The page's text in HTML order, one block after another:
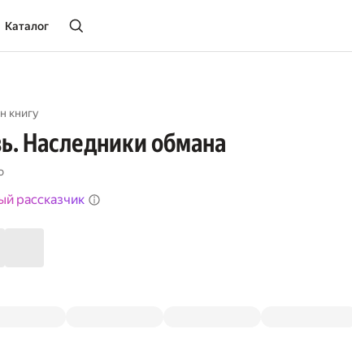
Каталог
книгу
Наследники обмана
рассказчик